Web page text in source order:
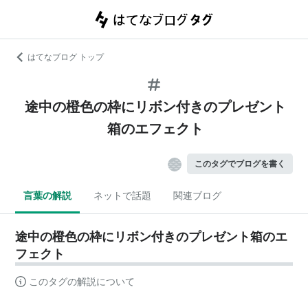
はてなブログ トップ
途中の橙色の枠にリボン付きのプレゼント
箱のエフェクト
このタグでブログを書く
言葉の解説 ネットで話題 関連ブログ
途中の橙色の枠にリボン付きのプレゼント箱のエ
フェクト
このタグの解説について